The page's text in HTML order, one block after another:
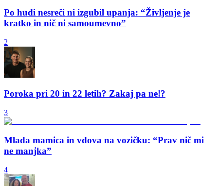
Po hudi nesreči ni izgubil upanja: “Življenje je
kratko in nič ni samoumevno”
2
Poroka pri 20 in 22 letih? Zakaj pa ne!?
3
Mlada mamica in vdova na vozičku: “Prav nič mi
ne manjka”
4